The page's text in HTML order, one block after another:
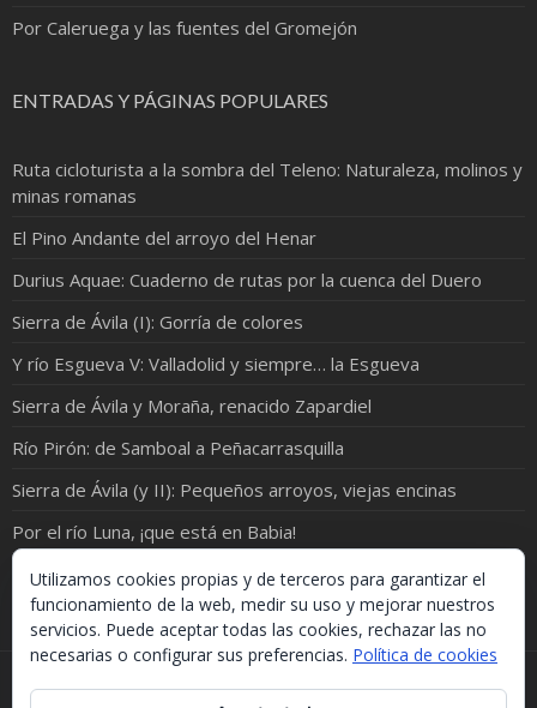
Por Caleruega y las fuentes del Gromejón
ENTRADAS Y PÁGINAS POPULARES
Ruta cicloturista a la sombra del Teleno: Naturaleza, molinos y
minas romanas
El Pino Andante del arroyo del Henar
Durius Aquae: Cuaderno de rutas por la cuenca del Duero
Sierra de Ávila (I): Gorría de colores
Y río Esgueva V: Valladolid y siempre… la Esgueva
Sierra de Ávila y Moraña, renacido Zapardiel
Río Pirón: de Samboal a Peñacarrasquilla
Sierra de Ávila (y II): Pequeños arroyos, viejas encinas
Por el río Luna, ¡que está en Babia!
Peñas de Gozón... desde el río
Si necesitas algo de este blog puedes cogerlo, lo único
Utilizamos cookies propias y de terceros para garantizar el
funcionamiento de la web, medir su uso y mejorar nuestros
servicios. Puede aceptar todas las cookies, rechazar las no
necesarias o configurar sus preferencias. Política de cookies